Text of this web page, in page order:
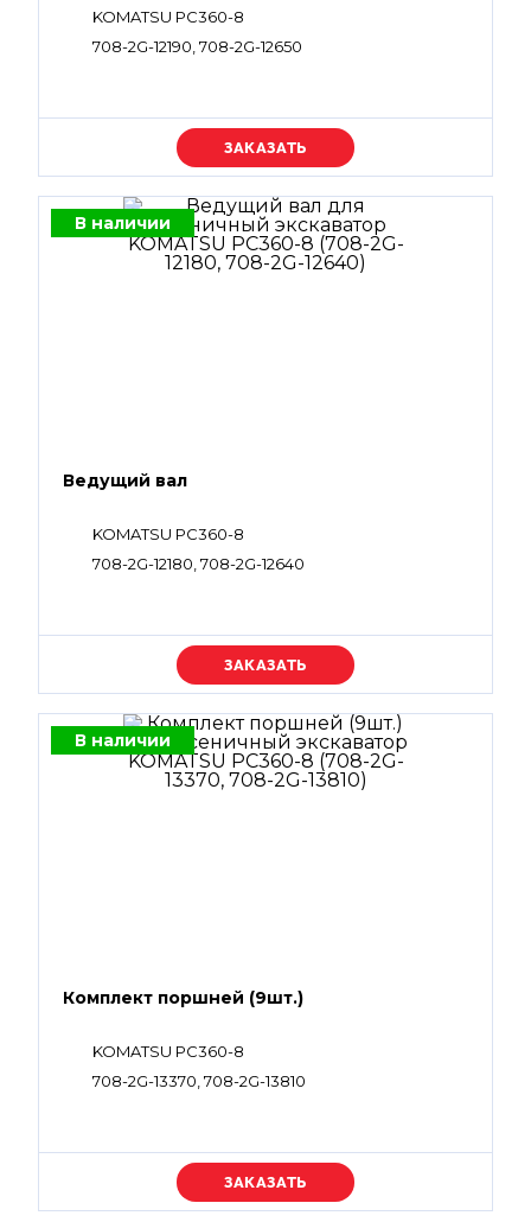
KOMATSU PC360-8
708-2G-12190, 708-2G-12650
Уточняйте цену
В наличии
Ведущий вал
KOMATSU PC360-8
708-2G-12180, 708-2G-12640
Уточняйте цену
В наличии
Комплект поршней (9шт.)
KOMATSU PC360-8
708-2G-13370, 708-2G-13810
Уточняйте цену